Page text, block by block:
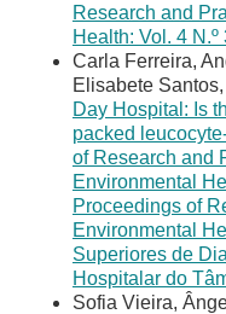
Research and
Health: Vol. 4
Carla Ferreira,
Elisabete
Day Hospital: Is
packed
of Research and
Environmental
Proceedings of
Environmental
Superiores de
Hospitalar do
Sofia Vieira,